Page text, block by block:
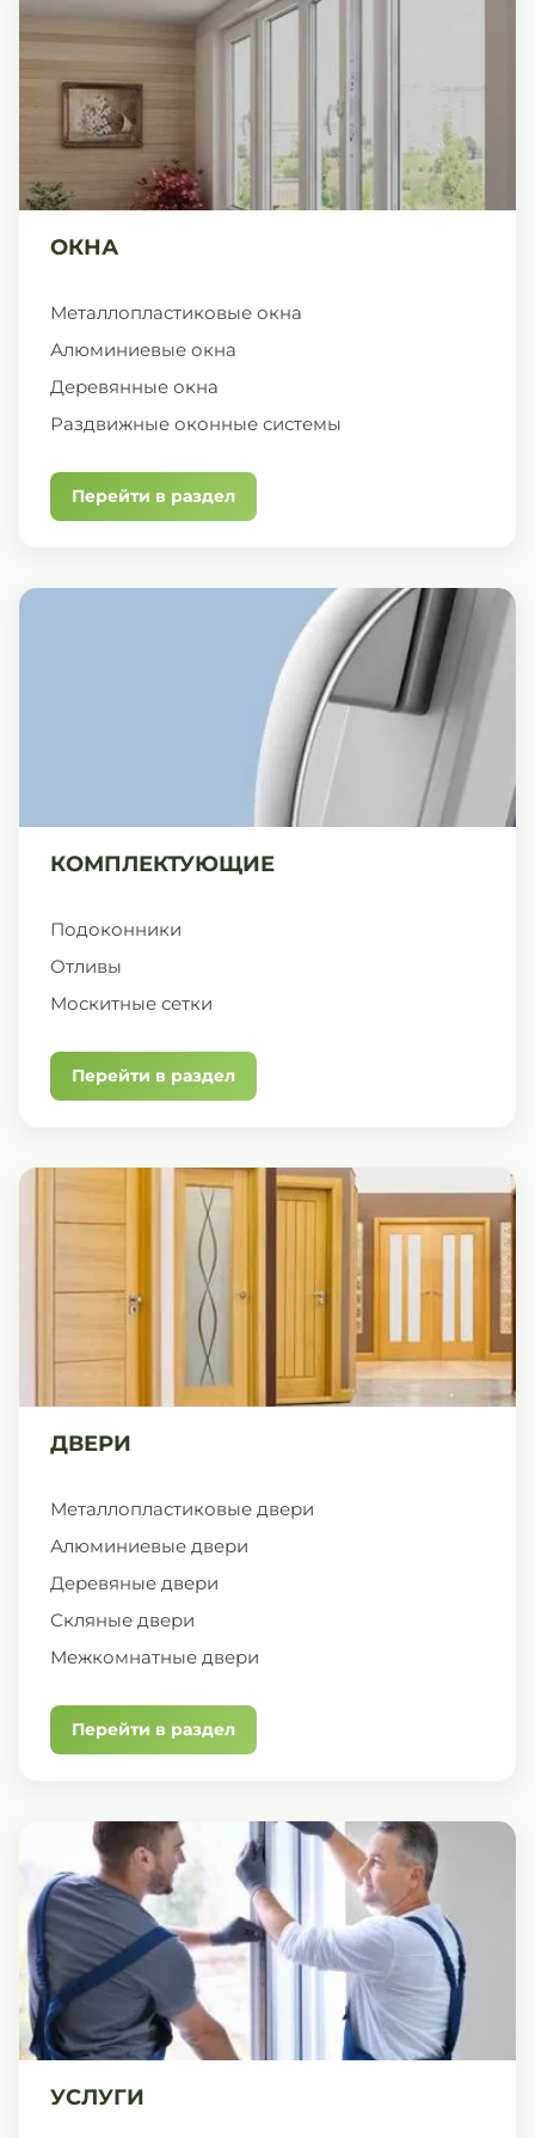
ОКНА
Металлопластиковые окна
Алюминиевые окна
Деревянные окна
Раздвижные оконные системы
Перейти в раздел
КОМПЛЕКТУЮЩИЕ
Подоконники
Отливы
Москитные сетки
Перейти в раздел
ДВЕРИ
Металлопластиковые двери
Алюминиевые двери
Деревяные двери
Скляные двери
Межкомнатные двери
Перейти в раздел
УСЛУГИ